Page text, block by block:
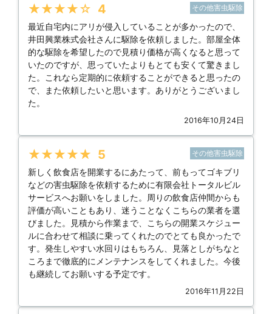
★★★★★ 4 その他害虫駆除
最近自宅内にアリが侵入していることが多かったので、
井田興業株式会社さんに駆除を依頼しました。部屋全体
的な駆除を希望したので見積り価格が高くなると思って
いたのですが、思っていたよりもとても安くて驚きまし
た。これなら定期的に依頼することができると思ったの
で、また依頼したいと思います。ありがとうございまし
た。
2016年10月24日
★★★★★ 5 その他害虫駆除
新しく飲食店を開業するにあたって、前もってゴキブリ
などの害虫駆除を依頼するために有限会社トータルビル
サービスへお願いをしました。周りの飲食店仲間からも
評価が高いこともあり、迷うことなくこちらの業者を選
びました。見積から作業まで、こちらの開業スケジュー
ルに合わせて相談に乗ってくれたのでとても良かったで
す。発生しやすい水回りはもちろん、見落としがちなと
ころまで徹底的にメンテナンスをしてくれました。今後
も継続してお願いする予定です。
2016年11月22日